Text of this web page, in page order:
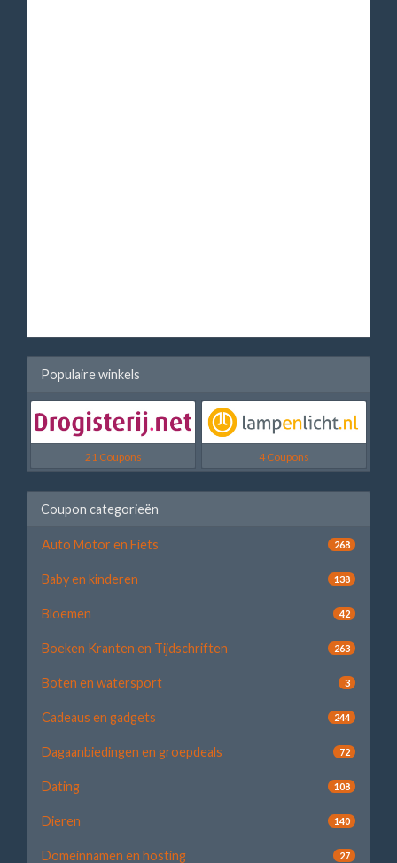
Populaire winkels
21 Coupons 4 Coupons
Coupon categorieën
Auto Motor en Fiets 268
Baby en kinderen 138
Bloemen 42
Boeken Kranten en Tijdschriften 263
Boten en watersport 3
Cadeaus en gadgets 244
Dagaanbiedingen en groepdeals 72
Dating 108
Dieren 140
Domeinnamen en hosting 27